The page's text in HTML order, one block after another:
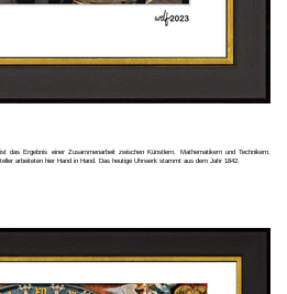
das Ergebnis einer Zusammenarbeit zwischen Künstlern, Mathematikern und Technikern.
arbeiteten hier Hand in Hand. Das heutige Uhrwerk stammt aus dem Jahr 1842.